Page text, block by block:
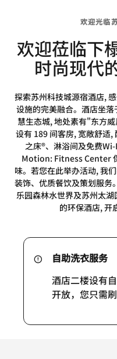
欢迎光临
欢迎莅临下
时尚现代
探索苏州科技城源宿酒店,
设施的完美融合。酒店坐
慧生态城, 地处素有"东方
设有 189 间客房, 宽敞舒适
之床®、淋浴间及免费
Motion: Fitness Center
味。若您在此举办活动, 我
装饰、优质餐饮及策划服务
乐园森林水世界及苏州太
的环保酒店, 开
自助洗衣服务
酒店二楼设有
开放，您只需